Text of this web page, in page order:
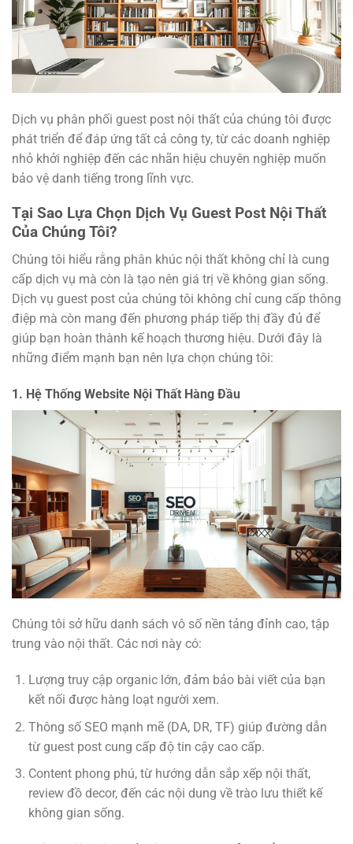
Dịch vụ phân phối guest post nội thất của chúng tôi được
phát triển để đáp ứng tất cả công ty, từ các doanh nghiệp
nhỏ khởi nghiệp đến các nhãn hiệu chuyên nghiệp muốn
bảo vệ danh tiếng trong lĩnh vực.
Tại Sao Lựa Chọn Dịch Vụ Guest Post Nội Thất
Của Chúng Tôi?
Chúng tôi hiểu rằng phân khúc nội thất không chỉ là cung
cấp dịch vụ mà còn là tạo nên giá trị về không gian sống.
Dịch vụ guest post của chúng tôi không chỉ cung cấp thông
điệp mà còn mang đến phương pháp tiếp thị đầy đủ để
giúp bạn hoàn thành kế hoạch thương hiệu. Dưới đây là
những điểm mạnh bạn nên lựa chọn chúng tôi:
1. Hệ Thống Website Nội Thất Hàng Đầu
Chúng tôi sở hữu danh sách vô số nền tảng đỉnh cao, tập
trung vào nội thất. Các nơi này có:
Lượng truy cập organic lớn, đảm bảo bài viết của bạn
kết nối được hàng loạt người xem.
Thông số SEO mạnh mẽ (DA, DR, TF) giúp đường dẫn
từ guest post cung cấp độ tin cậy cao cấp.
Content phong phú, từ hướng dẫn sắp xếp nội thất,
review đồ decor, đến các nội dung về trào lưu thiết kế
không gian sống.